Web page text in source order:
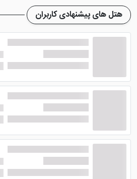
بالکن با ویوی دریا را تعبیه
لحظاتی آرامش، بهترین گزینه می
از اتاق های این هتل، دارای حمام
همین موضوع، باعث بالا رفتن
هاا شده است.
از دیگر امکاناتی که در اتاق های
است، می توان به تلویزیون
ماهواره‌ای، قسمت نشیمن،
آشپزخانه، ناهارخوری، حوله و
راحتی، سیستم گرمایش و سرمایش و
هتل های پیشنهادی کاربران